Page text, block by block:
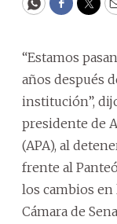
WhatsApp
“Estamos
años después
institución”,
presidente de
(APA), al
frente al
los cambios en
Cámara de